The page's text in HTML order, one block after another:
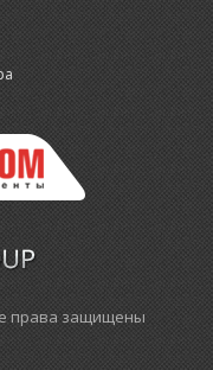
права защищены